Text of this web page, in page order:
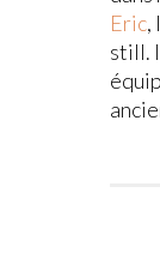
Eric,
still.